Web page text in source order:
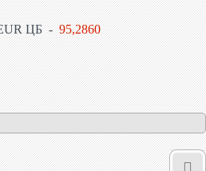
ЦБ -95,2860